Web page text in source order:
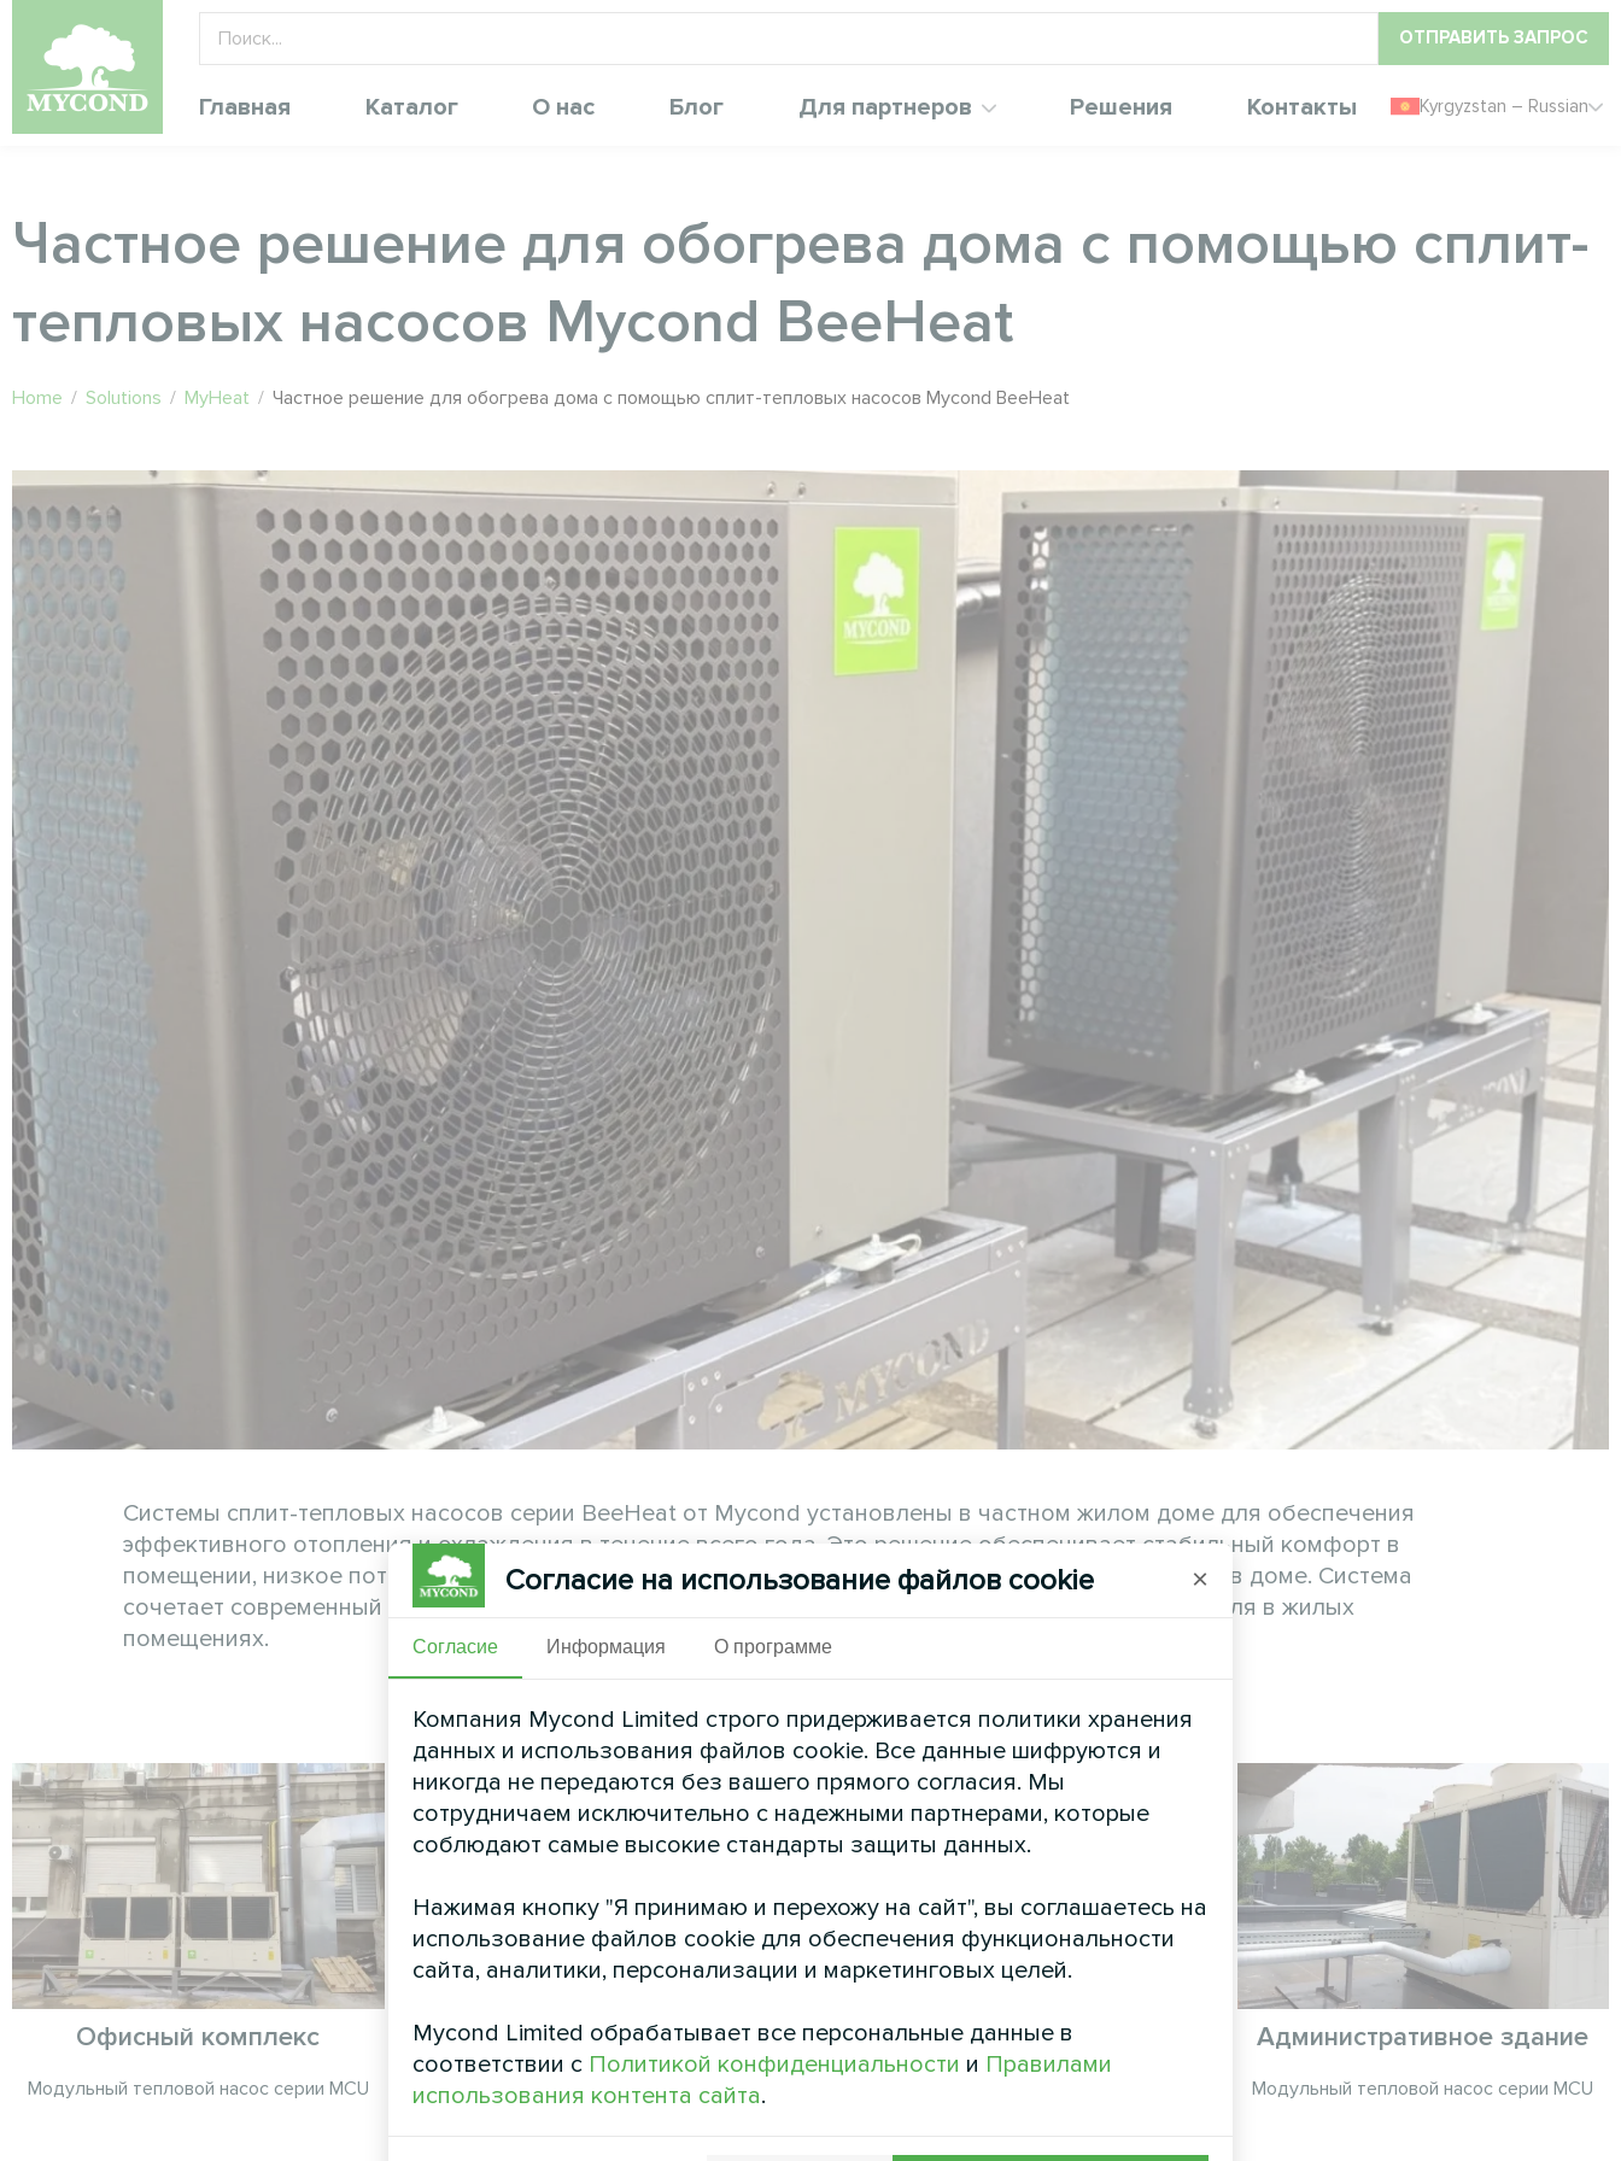
ОТПРАВИТЬ ЗАПРОС
Главная Каталог О нас Блог Для партнеров Решения Контакты Kyrgyzstan – Russian
Частное решение для обогрева дома с помощью сплит-
тепловых насосов Mycond BeeHeat
Home / Solutions / MyHeat / Частное решение для обогрева дома с помощью сплит-тепловых насосов Mycond BeeHeat
Системы сплит-тепловых насосов серии BeeHeat от Mycond установлены в частном жилом доме для обеспечения
эффективного отопления и охлаждения в течение всего года. Это решение обеспечивает стабильный комфорт в
помещении, низкое потребление энергии и тихую работу, адаптированную к повседневной жизни в доме. Система
сочетает современный дизайн с надежной производительностью для устойчивого климат-контроля в жилых
помещениях.
См. также
Офисный комплекс
Модульный тепловой насос серии MCU
Административное здание
Модульный тепловой насос серии MCU
Семейный дом с тепловыми
насосами Mycond Split серии
Тепловые насосы MyCond Split серии
Административное здание
Модульный тепловой насос серии MCU
Согласие на использование файлов cookie ×
Согласие Информация О программе
Компания Mycond Limited строго придерживается политики хранения
данных и использования файлов cookie. Все данные шифруются и
никогда не передаются без вашего прямого согласия. Мы
сотрудничаем исключительно с надежными партнерами, которые
соблюдают самые высокие стандарты защиты данных.
Нажимая кнопку "Я принимаю и перехожу на сайт", вы соглашаетесь на
использование файлов cookie для обеспечения функциональности
сайта, аналитики, персонализации и маркетинговых целей.
Mycond Limited обрабатывает все персональные данные в
соответствии с Политикой конфиденциальности и Правилами
использования контента сайта.